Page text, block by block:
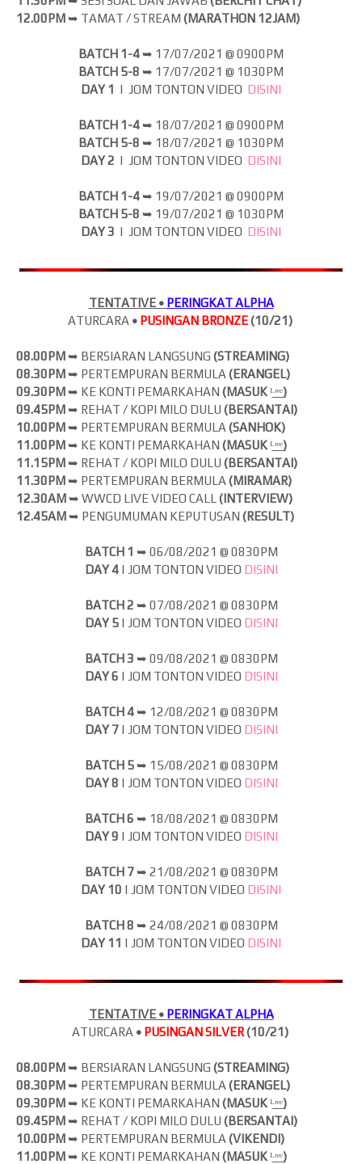
12.00PM➥ TAMAT / STREAM (MARATHON 12JAM)
BATCH 1-4➥ 17/07/2021 @ 0900PM
BATCH 5-8 ➥ 17/07/2021 @ 1030PM
DAY 1 | JOM TONTON VIDEO DISINI
BATCH 1-4➥ 18/07/2021 @ 0900PM
BATCH 5-8 ➥ 18/07/2021 @ 1030PM
DAY 2 | JOM TONTON VIDEO DISINI
BATCH 1-4➥ 19/07/2021 @ 0900PM
BATCH 5-8 ➥ 19/07/2021 @ 1030PM
DAY 3 | JOM TONTON VIDEO DISINI
TENTATIVE • PERINGKAT ALPHA
ATURCARA • PUSINGAN BRONZE (10/21)
08.00PM➥ BERSIARAN LANGSUNG (STREAMING)
08.30PM➥ PERTEMPURAN BERMULA (ERANGEL)
09.30PM➥ KE KONTI PEMARKAHAN (MASUKᴸ̲ᶦ̲ᵛ̲ᵉ̲)
09.45PM➥ REHAT / KOPI MILO DULU (BERSANTAI)
10.00PM➥ PERTEMPURAN BERMULA (SANHOK)
11.00PM➥ KE KONTI PEMARKAHAN (MASUKᴸ̲ᶦ̲ᵛ̲ᵉ̲)
11.15PM➥ REHAT / KOPI MILO DULU (BERSANTAI)
11.30PM➥ PERTEMPURAN BERMULA (MIRAMAR)
12.30AM➥ WWCD LIVE VIDEO CALL (INTERVIEW)
12.45AM➥ PENGUMUMAN KEPUTUSAN (RESULT)
BATCH 1 ➥ 06/08/2021 @ 0830PM
DAY 4| JOM TONTON VIDEO DISINI
BATCH 2 ➥ 07/08/2021 @ 0830PM
DAY 5| JOM TONTON VIDEO DISINI
BATCH 3 ➥ 09/08/2021 @ 0830PM
DAY 6 | JOM TONTON VIDEO DISINI
BATCH 4➥ 12/08/2021 @ 0830PM
DAY 7| JOM TONTON VIDEO DISINI
BATCH 5➥ 15/08/2021 @ 0830PM
DAY 8 | JOM TONTON VIDEO DISINI
BATCH 6 ➥ 18/08/2021 @ 0830PM
DAY 9 | JOM TONTON VIDEO DISINI
BATCH 7➥ 21/08/2021 @ 0830PM
DAY 10 | JOM TONTON VIDEO DISINI
BATCH 8 ➥ 24/08/2021 @ 0830PM
DAY 11 | JOM TONTON VIDEO DISINI
TENTATIVE • PERINGKAT ALPHA
ATURCARA • PUSINGAN SILVER (10/21)
08.00PM➥ BERSIARAN LANGSUNG (STREAMING)
08.30PM➥ PERTEMPURAN BERMULA (ERANGEL)
09.30PM➥ KE KONTI PEMARKAHAN (MASUKᴸ̲ᶦ̲ᵛ̲ᵉ̲)
09.45PM➥ REHAT / KOPI MILO DULU (BERSANTAI)
10.00PM➥ PERTEMPURAN BERMULA (VIKENDI)
11.00PM➥ KE KONTI PEMARKAHAN (MASUKᴸ̲ᶦ̲ᵛ̲ᵉ̲)